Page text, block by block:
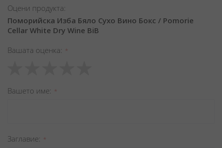
Оцени продукта:
Поморийска Изба Бяло Сухо Вино Бокс / Pomorie
Cellar White Dry Wine BiB
Вашата оценка
star
stars
stars
stars
stars
Вашето име
Заглавиe